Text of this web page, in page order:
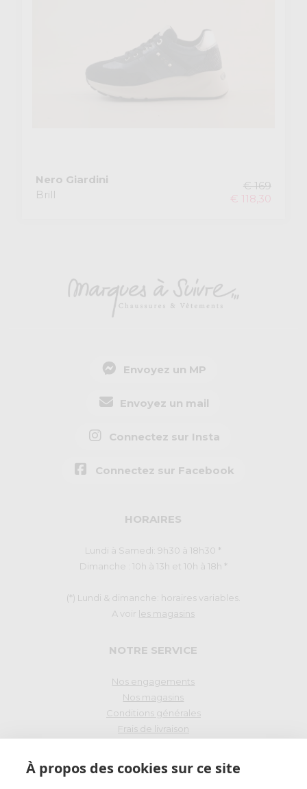
À propos des cookies sur ce site
Nero Giardini
Brill
€ 169
€ 118,30
Envoyez un MP
Envoyez un mail
Connectez sur Insta
Connectez sur Facebook
HORAIRES
Lundi à Samedi: 9h30 à 18h30 *
Dimanche : 10h à 13h et 10h à 18h *
(*) Lundi & dimanche: horaires variables.
A voir les magasins
NOTRE SERVICE
Nos engagements
Nos magasins
Conditions générales
Frais de livraison
PAIEMENT SÉCURISÉ